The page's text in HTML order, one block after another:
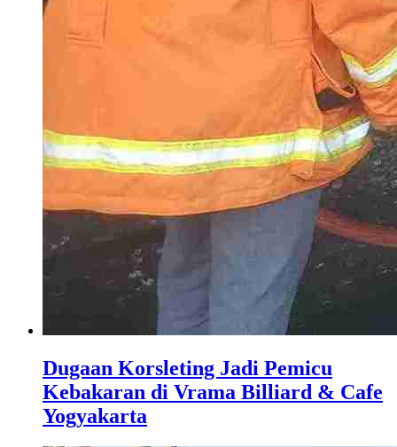
Dugaan Korsleting Jadi Pemicu
Kebakaran di Vrama Billiard & Cafe
Yogyakarta